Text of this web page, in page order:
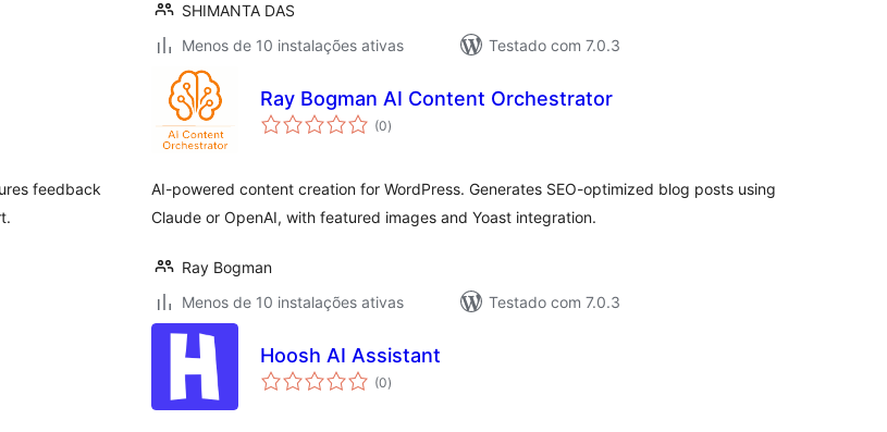
SHIMANTA DAS
Menos de 10 instalações ativas
Testado com 7.0.3
feedback
Ray Bogman AI Content Orchestrator
(0avaliações
totais
)
AI-powered content creation for WordPress. Generates SEO-optimized blog posts using
Claude or OpenAI, with featured images and Yoast integration.
Ray Bogman
Menos de 10 instalações ativas
Testado com 7.0.3
Hoosh AI Assistant
(0avaliações
totais
)